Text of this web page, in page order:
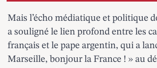
Mais l’écho médiatique et politique
a souligné le lien profond entre les
français et le pape argentin, qui a
Marseille, bonjour la France ! » au